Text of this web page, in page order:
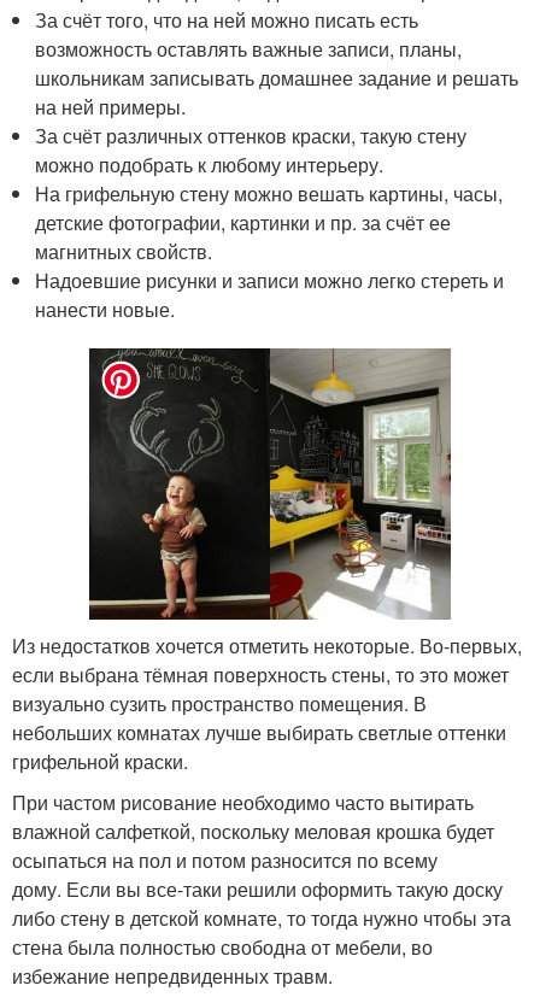
За счёт того, что на ней можно писать есть
возможность оставлять важные записи, планы,
школьникам записывать домашнее задание и решать
на ней примеры.
За счёт различных оттенков краски, такую стену
можно подобрать к любому интерьеру.
На грифельную стену можно вешать картины, часы,
детские фотографии, картинки и пр. за счёт ее
магнитных свойств.
Надоевшие рисунки и записи можно легко стереть и
нанести новые.
Из недостатков хочется отметить некоторые. Во-первых,
если выбрана тёмная поверхность стены, то это может
визуально сузить пространство помещения. В
небольших комнатах лучше выбирать светлые оттенки
грифельной краски.
При частом рисование необходимо часто вытирать
влажной салфеткой, поскольку меловая крошка будет
осыпаться на пол и потом разносится по всему
дому. Если вы все-таки решили оформить такую доску
либо стену в детской комнате, то тогда нужно чтобы эта
стена была полностью свободна от мебели, во
избежание непредвиденных травм.